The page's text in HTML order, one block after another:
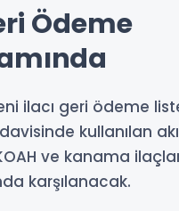
Ödeme
ilacı geri ödeme
kullanılan
ve kanama
karşılanacak.